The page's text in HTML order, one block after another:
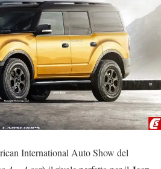
International Auto Show del